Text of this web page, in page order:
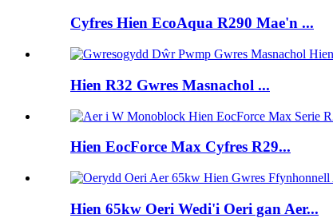
Cyfres Hien EcoAqua R290 Mae'n ...
Hien R32 Gwres Masnachol ...
Hien EocForce Max Cyfres R29...
Hien 65kw Oeri Wedi'i Oeri gan Aer...